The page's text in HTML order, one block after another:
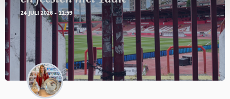
24 JULI 2026 - 11:59